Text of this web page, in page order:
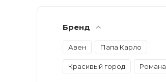
Бренд
Авен Папа Карло
Красивый город Романа